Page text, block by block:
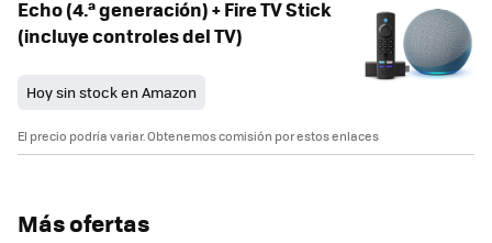
Echo (4.ª generación) + Fire TV Stick
(incluye controles del TV)
Hoy sin stock en Amazon
El precio podría variar. Obtenemos comisión por estos enlaces
Más ofertas